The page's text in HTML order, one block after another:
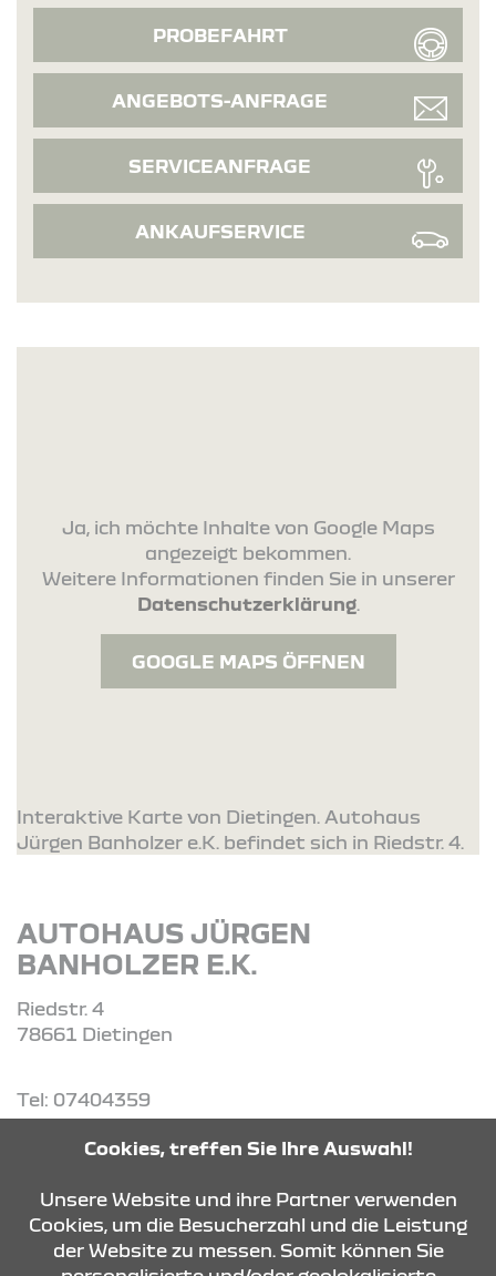
PROBEFAHRT
ANGEBOTS-ANFRAGE
SERVICEANFRAGE
ANKAUFSERVICE
Ja, ich möchte Inhalte von Google Maps
angezeigt bekommen.
Weitere Informationen finden Sie in unserer
Datenschutzerklärung.
GOOGLE MAPS ÖFFNEN
Interaktive Karte von Dietingen. Autohaus
Jürgen Banholzer e.K. befindet sich in Riedstr. 4.
AUTOHAUS JÜRGEN
BANHOLZER E.K.
Riedstr. 4
78661 Dietingen
Tel: 07404359
ANFRAGE SENDEN
Cookies, treffen Sie Ihre Auswahl!
Unsere Website und ihre Partner verwenden
Cookies, um die Besucherzahl und die Leistung
der Website zu messen. Somit können Sie